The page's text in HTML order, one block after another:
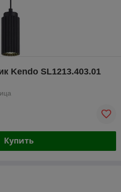
Kendo SL1213.403.01
Купить